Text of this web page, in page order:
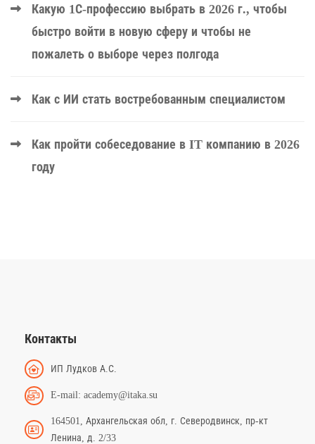
Какую 1С-профессию выбрать в 2026 г., чтобы
быстро войти в новую сферу и чтобы не
пожалеть о выборе через полгода
Как с ИИ стать востребованным специалистом
Как пройти собеседование в IT компанию в 2026
году
Контакты
ИП Лудков А.С.
E-mail: academy@itaka.su
164501, Архангельская обл, г. Северодвинск, пр-кт
Ленина, д. 2/33